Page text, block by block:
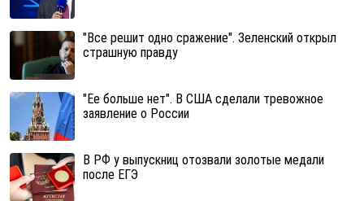
"Все решит одно сражение". Зеленский открыл
страшную правду
"Ее больше нет". В США сделали тревожное
заявление о России
В РФ у выпускниц отозвали золотые медали
после ЕГЭ